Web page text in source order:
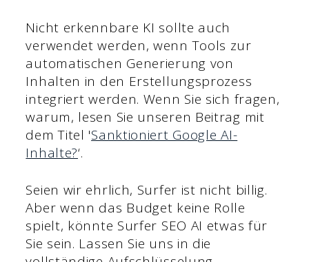
Nicht erkennbare KI sollte auch
verwendet werden, wenn Tools zur
automatischen Generierung von
Inhalten in den Erstellungsprozess
integriert werden. Wenn Sie sich fragen,
warum, lesen Sie unseren Beitrag mit
dem Titel 'Sanktioniert Google AI-
Inhalte?‘.
Seien wir ehrlich, Surfer ist nicht billig.
Aber wenn das Budget keine Rolle
spielt, könnte Surfer SEO AI etwas für
Sie sein. Lassen Sie uns in die